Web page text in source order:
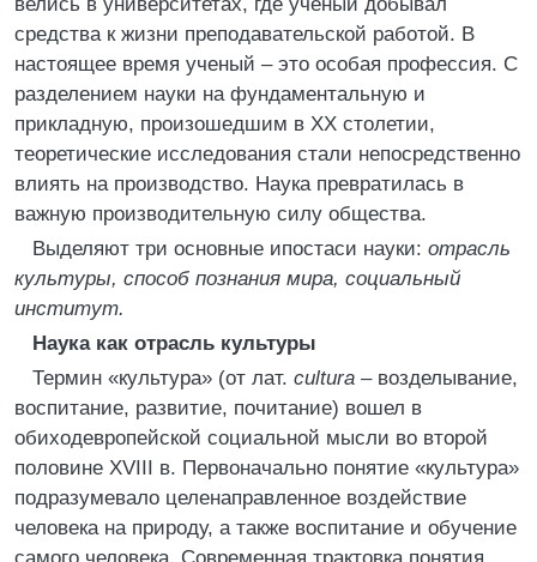
средства к жизни преподавательской работой. В
настоящее время ученый – это особая профессия. С
разделением науки на фундаментальную и
прикладную, произошедшим в ХХ столетии,
теоретические исследования стали непосредственно
влиять на производство. Наука превратилась в
важную производительную силу общества.
Выделяют три основные ипостаси науки: отрасль
культуры, способ познания мира, социальный
институт.
Наука как отрасль культуры
Термин «культура» (от лат. cultura – возделывание,
воспитание, развитие, почитание) вошел в
обиходевропейской социальной мысли во второй
половине XVIII в. Первоначально понятие «культура»
подразумевало целенаправленное воздействие
человека на природу, а также воспитание и обучение